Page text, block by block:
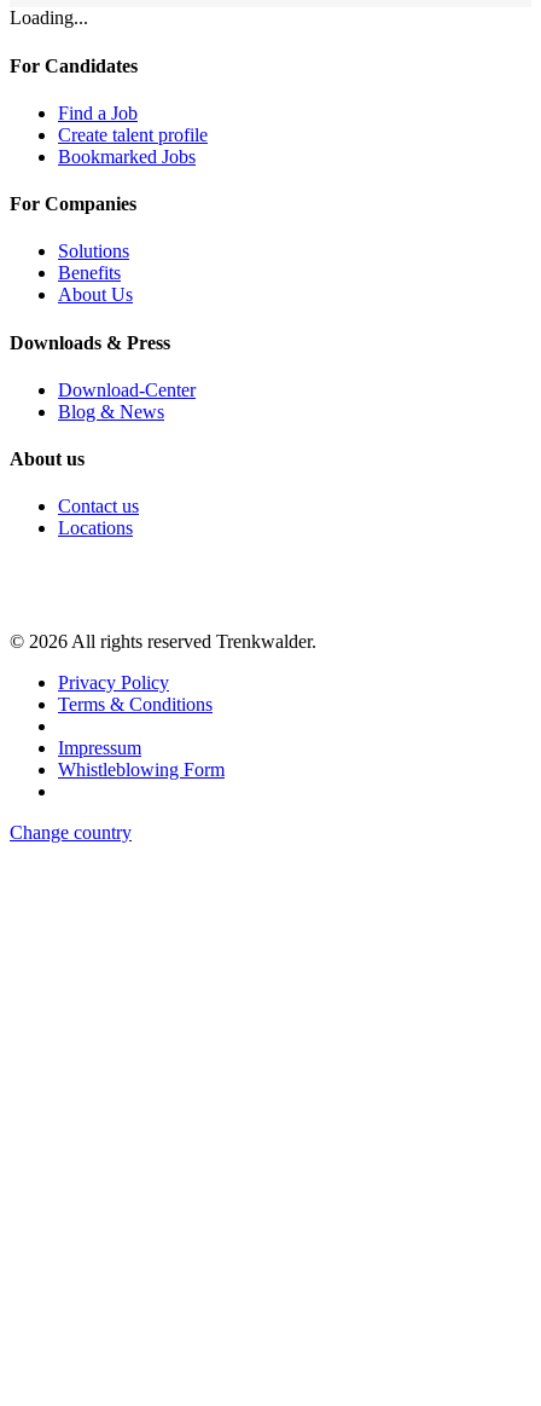
Loading...
For Candidates
Find a Job
Create talent profile
Bookmarked Jobs
For Companies
Solutions
Benefits
About Us
Downloads & Press
Download-Center
Blog & News
About us
Contact us
Locations
© 2026 All rights reserved Trenkwalder.
Privacy Policy
Terms & Conditions
Impressum
Whistleblowing Form
Change country